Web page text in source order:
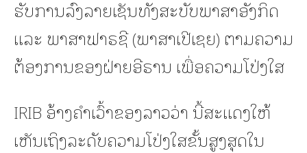
ຮັບການລົງລາຍເຊັນທັງສະບັບພາສາອັງກິດ
ແລະ ພາສາຟາຣຊີ (ພາສາເປີເຊຍ) ຕາມຄວາມ
ຕ້ອງການຂອງຝ່າຍອີຣານ ເພື່ອຄວາມໂປ່ງໃສ
IRIB ອ້າງຄຳເວົ້າຂອງລາວວ່າ ນີ້ສະແດງໃຫ້
ເຫັນເຖິງລະດັບຄວາມໂປ່ງໃສຂັ້ນສູງສຸດໃນ